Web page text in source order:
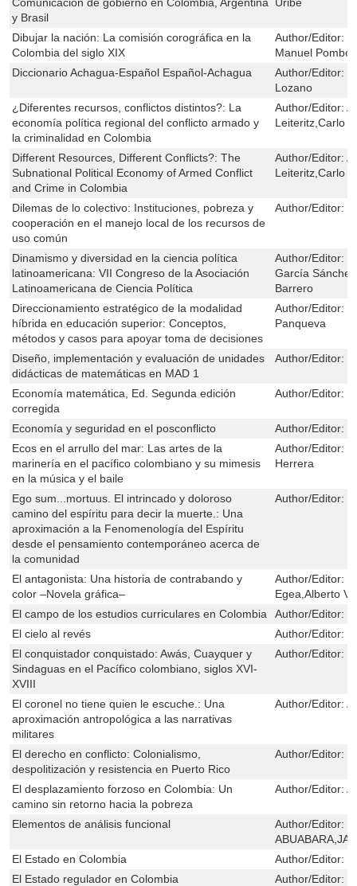
y Brasil
Dibujar la nación: La comisión corográfica en la
Colombia del siglo XIX
Author/Editor:
Manuel Pombo
Diccionario Achagua-Español Español-Achagua
Author/Editor:
Lozano
¿Diferentes recursos, conflictos distintos?: La
economía política regional del conflicto armado y
la criminalidad en Colombia
Author/Editor:
Leiteritz,Carlo
Different Resources, Different Conflicts?: The
Subnational Political Economy of Armed Conflict
and Crime in Colombia
Author/Editor:
Leiteritz,Carlo
Dilemas de lo colectivo: Instituciones, pobreza y
cooperación en el manejo local de los recursos de
uso común
Author/Editor:
Dinamismo y diversidad en la ciencia política
latinoamericana: VII Congreso de la Asociación
Latinoamericana de Ciencia Política
Author/Editor:
García
Barrero
Direccionamiento estratégico de la modalidad
híbrida en educación superior: Conceptos,
métodos y casos para apoyar toma de decisiones
Author/Editor:
Panqueva
Diseño, implementación y evaluación de unidades
didácticas de matemáticas en MAD 1
Author/Editor:
Economía matemática, Ed. Segunda edición
corregida
Author/Editor:
Economía y seguridad en el posconflicto Author/Editor:
Ecos en el arrullo del mar: Las artes de la
marinería en el pacífico colombiano y su mimesis
en la música y el baile
Author/Editor:
Herrera
Ego sum...mortuus. El intrincado y doloroso
camino del espíritu para decir la muerte.: Una
aproximación a la Fenomenología del Espíritu
desde el pensamiento contemporáneo acerca de
la comunidad
Author/Editor:
El antagonista: Una historia de contrabando y
color –Novela gráfica–
Author/Editor:
Egea,Alberto
El campo de los estudios curriculares en Colombia
Author/Editor:
El cielo al revés
Author/Editor:
El conquistador conquistado: Awás, Cuayquer y
Sindaguas en el Pacífico colombiano, siglos XVI-
XVIII
Author/Editor:
El coronel no tiene quien le escuche.: Una
aproximación antropológica a las narrativas
militares
Author/Editor:
El derecho en conflicto: Colonialismo,
despolitización y resistencia en Puerto Rico
Author/Editor:
El desplazamiento forzoso en Colombia: Un
camino sin retorno hacia la pobreza
Author/Editor:
Elementos de análisis funcional Author/Editor:
El Estado en Colombia
Author/Editor:
El Estado regulador en Colombia
Author/Editor: